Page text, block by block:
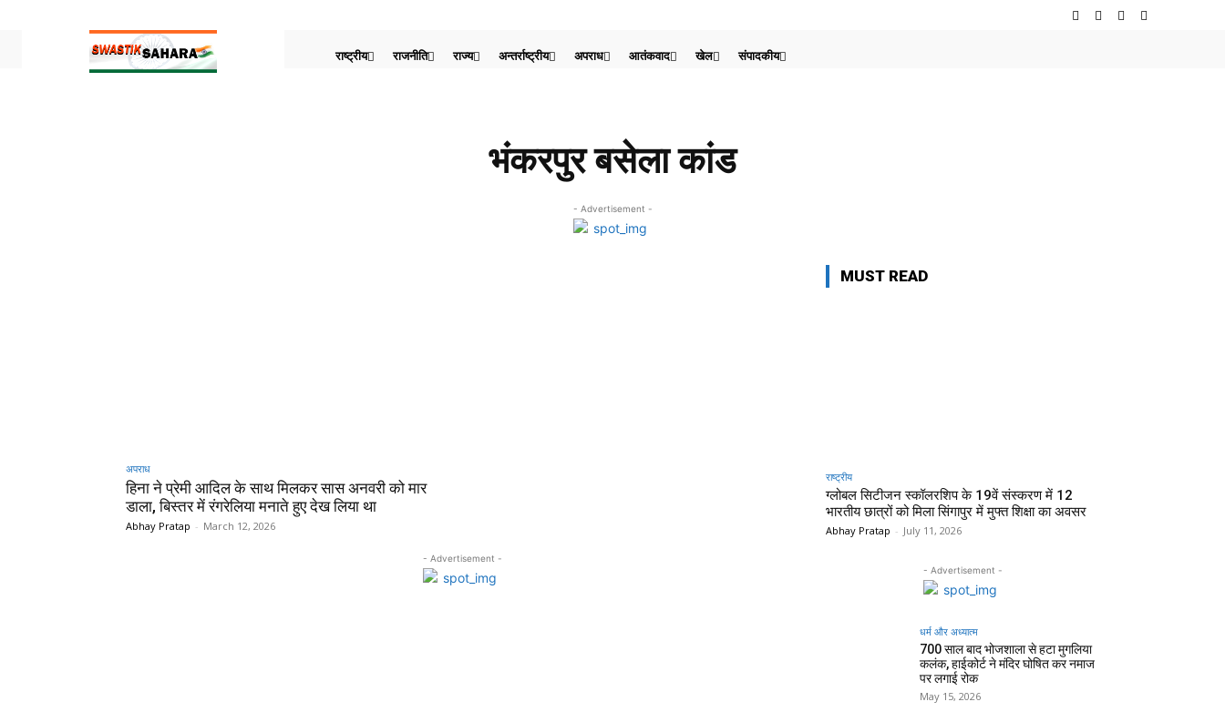
राष्ट्रीय राजनीति राज्य अन्तर्राष्ट्रीय अपराध आतंकवाद खेल संपादकीय
भंकरपुर बसेला कांड
- Advertisement -
अपराध
हिना ने प्रेमी आदिल के साथ मिलकर सास अनवरी को मार
डाला, बिस्तर में रंगरेलिया मनाते हुए देख लिया था
Abhay Pratap - March 12, 2026
- Advertisement -
MUST READ
राष्ट्रीय
ग्लोबल सिटीजन स्कॉलरशिप के 19वें संस्करण में 12
भारतीय छात्रों को मिला सिंगापुर में मुफ्त शिक्षा का अवसर
Abhay Pratap - July 11, 2026
- Advertisement -
धर्म और अध्यात्म
700 साल बाद भोजशाला से हटा मुगलिया
कलंक, हाईकोर्ट ने मंदिर घोषित कर नमाज
पर लगाई रोक
May 15, 2026